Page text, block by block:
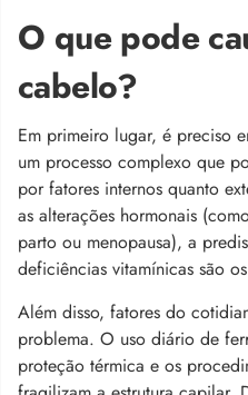
O que pode
cabelo?
Em primeiro lugar, é preciso
um processo complexo que
por fatores internos quanto
as alterações hormonais
parto ou menopausa), a
deficiências vitamínicas são
Além disso, fatores do
problema. O uso diário de
proteção térmica e os